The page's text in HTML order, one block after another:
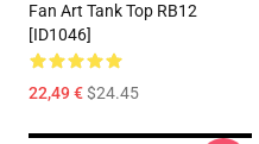
Fan Art Tank Top RB12
[ID1046]
22,49 €$24.45